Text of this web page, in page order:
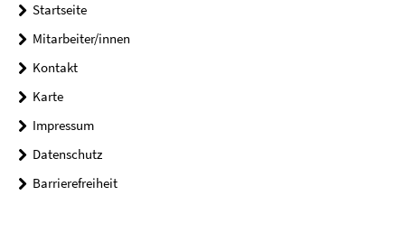
Startseite
Mitarbeiter/innen
Kontakt
Karte
Impressum
Datenschutz
Barrierefreiheit